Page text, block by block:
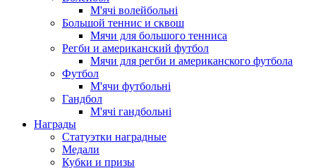
М'ячі волейбольні
Большой теннис и сквош
Мячи для большого тенниса
Регби и американский футбол
Мячи для регби и американского футбола
Футбол
М'ячи футбольнi
Гандбол
М'ячі гандбольні
Награды
Статуэтки наградные
Медали
Кубки и призы